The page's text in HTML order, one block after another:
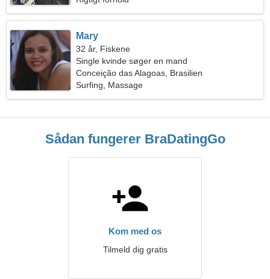
Mary
32 år, Fiskene
Single kvinde søger en mand
Conceição das Alagoas, Brasilien
Surfing, Massage
Sådan fungerer BraDatingGo
Kom med os
Tilmeld dig gratis